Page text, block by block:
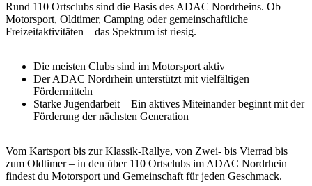
Rund 110 Ortsclubs sind die Basis des ADAC Nordrheins. Ob
Motorsport, Oldtimer, Camping oder gemeinschaftliche
Freizeitaktivitäten – das Spektrum ist riesig.
Die meisten Clubs sind im Motorsport aktiv
Der ADAC Nordrhein unterstützt mit vielfältigen
Fördermitteln
Starke Jugendarbeit – Ein aktives Miteinander beginnt mit der
Förderung der nächsten Generation
Vom Kartsport bis zur Klassik-Rallye, von Zwei- bis Vierrad bis
zum Oldtimer – in den über 110 Ortsclubs im ADAC Nordrhein
findest du Motorsport und Gemeinschaft für jeden Geschmack.